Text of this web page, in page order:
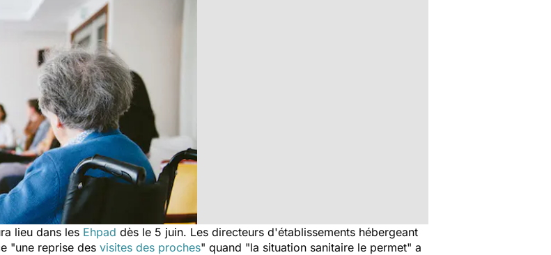
lieu dans les Ehpad dès le 5 juin. Les directeurs d'établissements hébergeant
"une reprise des visites des proches" quand "la situation sanitaire le permet" a